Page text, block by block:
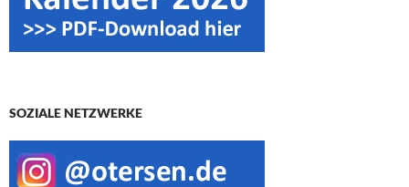
SOZIALE NETZWERKE